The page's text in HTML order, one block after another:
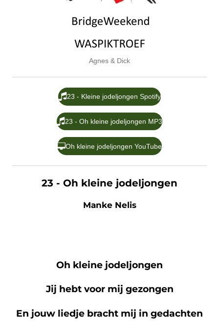
Agnes & Dick
23 - Kleine jodeljongen Spotify
23 - Oh kleine jodeljongen MP3
Oh kleine jodeljongen YouTube
23 - Oh kleine jodeljongen
Manke Nelis
Oh kleine jodeljongen
Jij hebt voor mij gezongen
En jouw liedje bracht mij in gedachten